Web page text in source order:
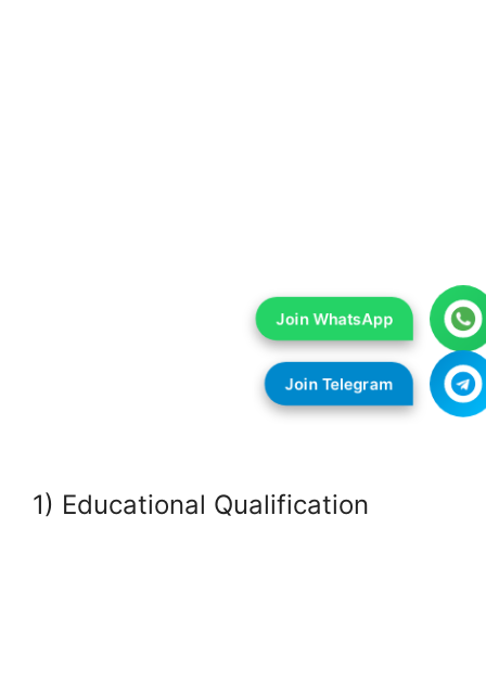
1) Educational Qualification